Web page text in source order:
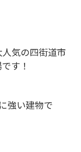
気の四街道市
す！
強い建物で